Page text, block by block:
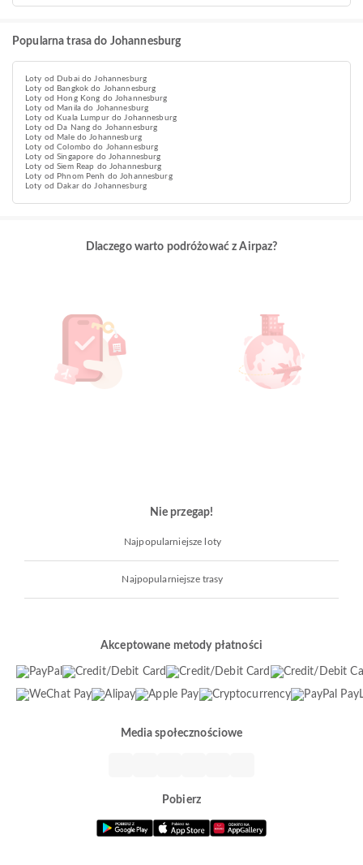
Popularna trasa do Johannesburg
Loty od Dubai do Johannesburg
Loty od Bangkok do Johannesburg
Loty od Hong Kong do Johannesburg
Loty od Manila do Johannesburg
Loty od Kuala Lumpur do Johannesburg
Loty od Da Nang do Johannesburg
Loty od Male do Johannesburg
Loty od Colombo do Johannesburg
Loty od Singapore do Johannesburg
Loty od Siem Reap do Johannesburg
Loty od Phnom Penh do Johannesburg
Loty od Dakar do Johannesburg
Dlaczego warto podróżować z Airpaz?
Nie przegap!
Najpopularniejsze loty
Najpopularniejsze trasy
Akceptowane metody płatności
Media społecznościowe
Pobierz